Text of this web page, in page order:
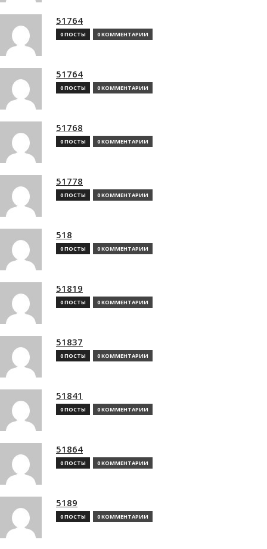
51764
0 ПОСТЫ 0 КОММЕНТАРИИ
51764
0 ПОСТЫ 0 КОММЕНТАРИИ
51768
0 ПОСТЫ 0 КОММЕНТАРИИ
51778
0 ПОСТЫ 0 КОММЕНТАРИИ
518
0 ПОСТЫ 0 КОММЕНТАРИИ
51819
0 ПОСТЫ 0 КОММЕНТАРИИ
51837
0 ПОСТЫ 0 КОММЕНТАРИИ
51841
0 ПОСТЫ 0 КОММЕНТАРИИ
51864
0 ПОСТЫ 0 КОММЕНТАРИИ
5189
0 ПОСТЫ 0 КОММЕНТАРИИ